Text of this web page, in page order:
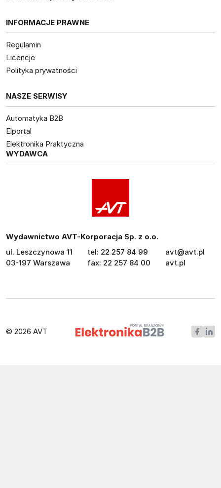
INFORMACJE PRAWNE
Regulamin
Licencje
Polityka prywatności
NASZE SERWISY
Automatyka B2B
Elportal
Elektronika Praktyczna
WYDAWCA
Wydawnictwo AVT-Korporacja Sp. z o.o.
ul. Leszczynowa 11
03-197 Warszawa
tel: 22 257 84 99
fax: 22 257 84 00
avt@avt.pl
avt.pl
© 2026 AVT